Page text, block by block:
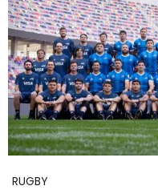
RUGBY